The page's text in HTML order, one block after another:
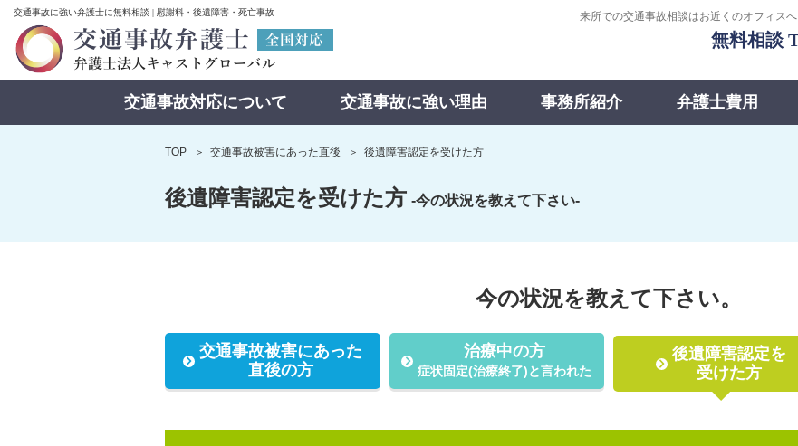
交通事故に強い弁護士に無料相談 | 慰謝料・後遺障害・死亡事故 来所での交通事故相談はお近くのオフィスへ
交通事故対応について 交通事故に強い理由 事務所紹介 弁護士費用
TOP 交通事故被害にあった直後 後遺障害認定を受けた方
後遺障害認定を受けた方 -今の状況を教えて下さい-
今の状況を教えて下さい。
交通事故被害にあった
直後の方
治療中の方
症状固定(治療終了)と言われた
後遺障害認定を
受けた方